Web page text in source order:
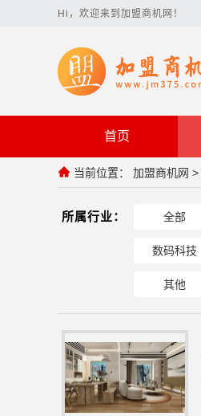
Hi，欢迎来到加盟商机网！
首页
当前位置： 加盟商机网 >
所属行业： 全部
数码科技
其他